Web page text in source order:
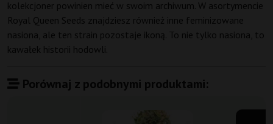
kolekcjoner powinien mieć w swoim archiwum. W asortymencie
Royal Queen Seeds znajdziesz również inne feminizowane
nasiona, ale ten strain pozostaje ikoną. To nie tylko nasiona, to
kawałek historii hodowli.
Porównaj z podobnymi produktami: